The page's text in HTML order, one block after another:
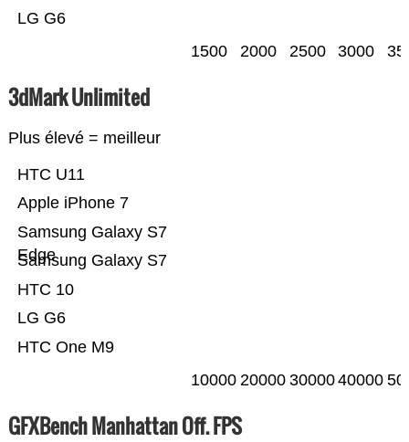
LG G6
1500 2000 2500 3000
3dMark Unlimited
Plus élevé = meilleur
HTC One M9
LG G6
HTC 10
Samsung Galaxy S7
Samsung Galaxy S7
Edge
Apple iPhone 7
HTC U11
10000 20000 3000040000
GFXBench Manhattan Off. FPS